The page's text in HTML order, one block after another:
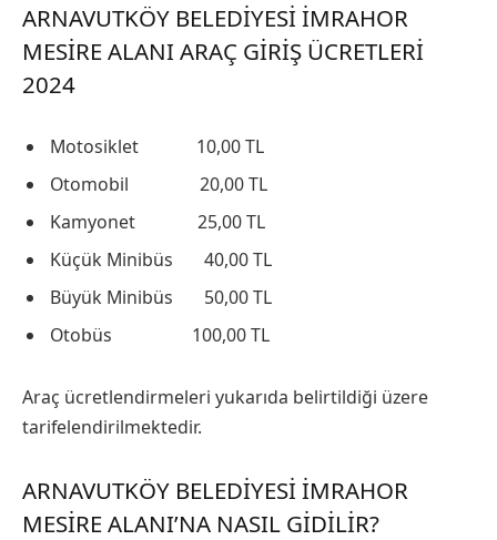
ARNAVUTKÖY BELEDIYESI İMRAHOR
MESIRE ALANI ARAÇ GIRIŞ ÜCRETLERI
2024
Motosiklet 10,00 TL
Otomobil 20,00 TL
Kamyonet 25,00 TL
Küçük Minibüs 40,00 TL
Büyük Minibüs 50,00 TL
Otobüs 100,00 TL
Araç ücretlendirmeleri yukarıda belirtildiği üzere
tarifelendirilmektedir.
ARNAVUTKÖY BELEDIYESI İMRAHOR
MESIRE ALANI’NA NASIL GIDILIR?